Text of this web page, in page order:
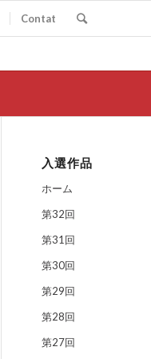
Contat
入選作品
ホーム
第32回
第31回
第30回
第29回
第28回
第27回